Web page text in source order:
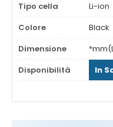
Tipo cella
Li-ion
Colore
Black
Dimensione
Disponibilità
In